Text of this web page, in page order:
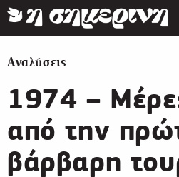
Αναλύσεις
1974 –
από την
βάρβαρη